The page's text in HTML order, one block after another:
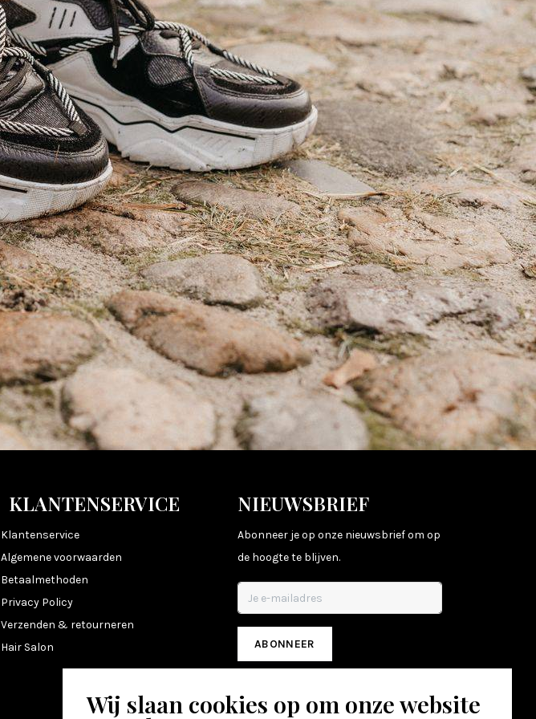
KLANTENSERVICE
Klantenservice
Algemene voorwaarden
Betaalmethoden
Privacy Policy
Verzenden & retourneren
Hair Salon
NIEUWSBRIEF
Abonneer je op onze nieuwsbrief om op
de hoogte te blijven.
ABONNEER
Wij slaan cookies op om onze website